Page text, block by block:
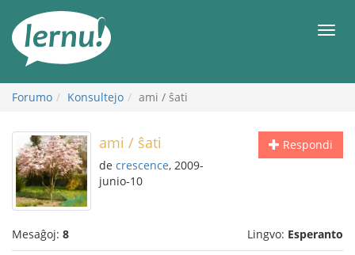
enhavo
Forumo Konsultejo ami / ŝati
Respondi
ami / ŝati
de crescence, 2009-
junio-10
Mesaĝoj: 8 Lingvo: Esperanto